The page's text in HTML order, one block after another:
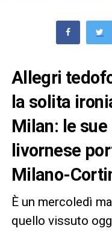
Allegri
la solita
Milan: le
livornese
Milano-
È un mercoledì
quello vissuto